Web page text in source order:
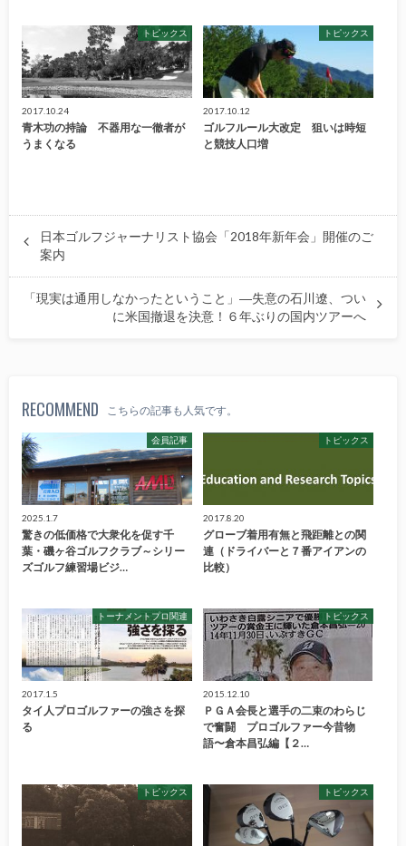
トピックス
2017.10.24
青木功の持論 不器用な一徹者が
うまくなる
トピックス
2017.10.12
ゴルフルール大改定 狙いは時短
と競技人口増
日本ゴルフジャーナリスト協会「2018年新年会」開催のご
案内
「現実は通用しなかったということ」―失意の石川遼、つい
に米国撤退を決意！６年ぶりの国内ツアーへ
RECOMMEND こちらの記事も人気です。
会員記事
2025.1.7
驚きの低価格で大衆化を促す千
葉・磯ヶ谷ゴルフクラブ～シリー
ズゴルフ練習場ビジ…
トピックス
2017.8.20
グローブ着用有無と飛距離との関
連（ドライバーと７番アイアンの
比較）
トーナメントプロ関連
2017.1.5
タイ人プロゴルファーの強さを探
る
トピックス
2015.12.10
ＰＧＡ会長と選手の二束のわらじ
で奮闘 プロゴルファー今昔物
語〜倉本昌弘編【２…
トピックス トピックス